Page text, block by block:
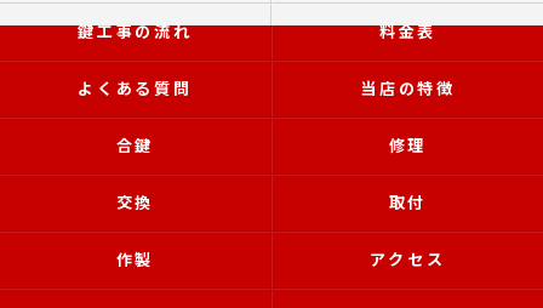
鍵工事の流れ 料金表
よくある質問 当店の特徴
合鍵 修理
交換 取付
作製 アクセス